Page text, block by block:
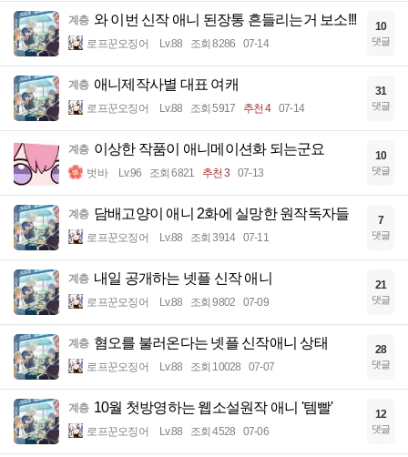
계층 와 이번 신작 애니 된장통 흔들리는거 보소!!!
로프꾼오징어 Lv.88 조회 8286 07-14
10
댓글
계층 애니제작사별 대표 여캐
로프꾼오징어 Lv.88 조회 5917 추천 4 07-14
31
댓글
계층 이상한 작품이 애니메이션화 되는군요
벗바 Lv.96 조회 6821 추천 3 07-13
10
댓글
계층 담배고양이 애니 2화에 실망한 원작독자들
로프꾼오징어 Lv.88 조회 3914 07-11
7
댓글
계층 내일 공개하는 넷플 신작 애니
로프꾼오징어 Lv.88 조회 9802 07-09
21
댓글
계층 혐오를 불러온다는 넷플 신작애니 상태
로프꾼오징어 Lv.88 조회 10028 07-07
28
댓글
계층 10월 첫방영하는 웹소설원작 애니 '템빨'
로프꾼오징어 Lv.88 조회 4528 07-06
12
댓글